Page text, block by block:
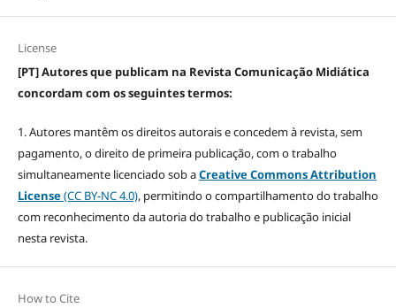
License
[PT] Autores que publicam na Revista Comunicação Midiática
concordam com os seguintes termos:
1. Autores mantêm os direitos autorais e concedem à revista, sem
pagamento, o direito de primeira publicação, com o trabalho
simultaneamente licenciado sob aCreative Commons Attribution
License(CC BY-NC 4.0), permitindo o compartilhamento do trabalho
com reconhecimento da autoria do trabalho e publicação inicial
nesta revista.
How to Cite